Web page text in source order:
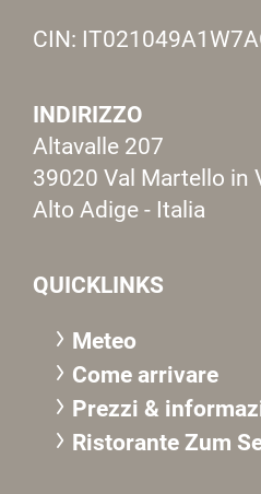
CIN:
INDIRIZZO
Altavalle 207
39020 Val Martello in
Alto Adige - Italia
QUICKLINKS
Meteo
Come arrivare
Prezzi &
Ristorante Zum